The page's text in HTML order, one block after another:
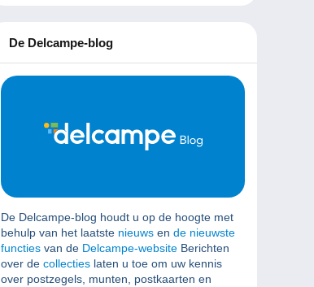
De Delcampe-blog
De Delcampe-blog houdt u op de hoogte met
behulp van het laatste nieuws en de nieuwste
functies van de Delcampe-website Berichten
over de collecties laten u toe om uw kennis
over postzegels, munten, postkaarten en